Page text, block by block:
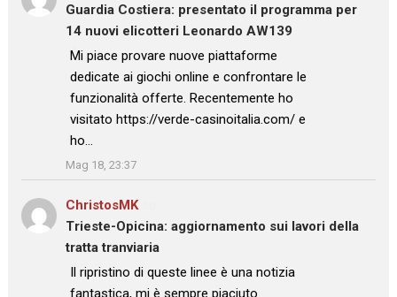
Guardia Costiera: presentato il programma per
14 nuovi elicotteri Leonardo AW139
: “
Mi piace provare nuove piattaforme
dedicate ai giochi online e confrontare le
funzionalità offerte. Recentemente ho
visitato https://verde-casinoitalia.com/ e
ho…
”
Mag 18, 23:37
ChristosMKsu
Trieste-Opicina: aggiornamento sui lavori della
tratta tranviaria
: “
Il ripristino di queste linee è una notizia
fantastica, mi è sempre piaciuto